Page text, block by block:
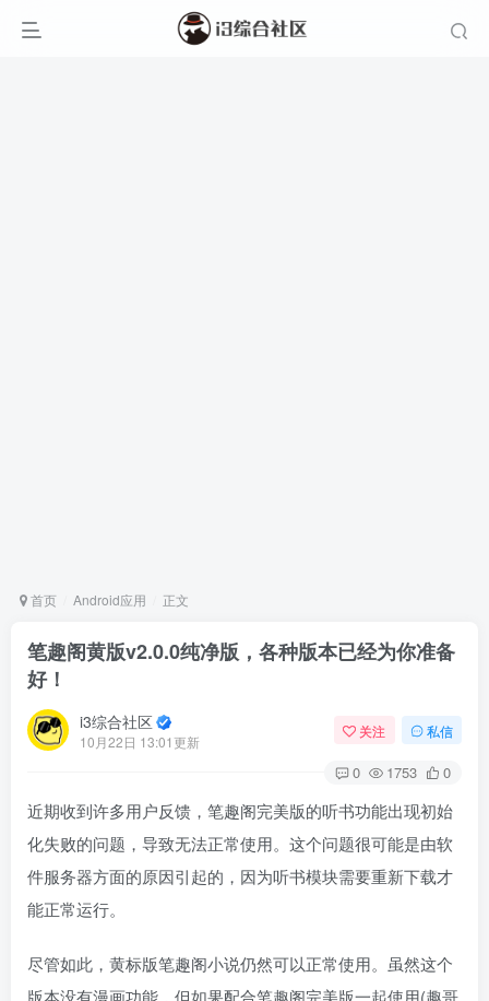
首页 Android应用 正文
笔趣阁黄版v2.0.0纯净版，各种版本已经为你准备
好！
i3综合社区
10月22日 13:01更新
关注 私信
0 1753 0
近期收到许多用户反馈，笔趣阁完美版的听书功能出现初始
化失败的问题，导致无法正常使用。这个问题很可能是由软
件服务器方面的原因引起的，因为听书模块需要重新下载才
能正常运行。
尽管如此，黄标版笔趣阁小说仍然可以正常使用。虽然这个
版本没有漫画功能，但如果配合笔趣阁完美版一起使用(趣哥